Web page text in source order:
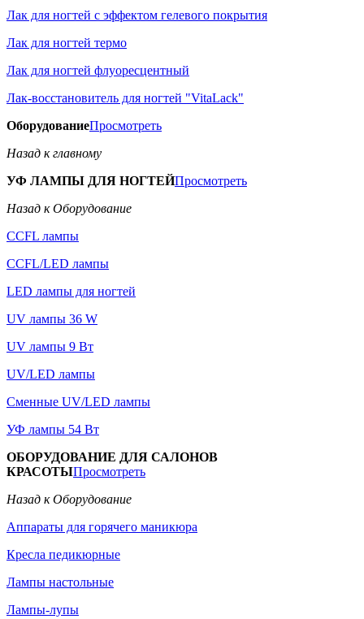
Лак для ногтей с эффектом гелевого покрытия
Лак для ногтей термо
Лак для ногтей флуоресцентный
Лак-восстановитель для ногтей "VitaLack"
ОборудованиеПросмотреть
Назад к главному
УФ ЛАМПЫ ДЛЯ НОГТЕЙПросмотреть
Назад к Оборудование
CCFL лампы
CCFL/LED лампы
LED лампы для ногтей
UV лампы 36 W
UV лампы 9 Вт
UV/LED лампы
Сменные UV/LED лампы
УФ лампы 54 Вт
ОБОРУДОВАНИЕ ДЛЯ САЛОНОВ
КРАСОТЫПросмотреть
Назад к Оборудование
Аппараты для горячего маникюра
Кресла педикюрные
Лампы настольные
Лампы-лупы